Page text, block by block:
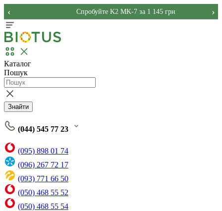
Спробуйте K2 MK-7 за 1 145 грн
‹ ›
Каталог
Пошук
Знайти
(044) 545 77 23
(095) 898 01 74
(096) 267 72 17
(093) 771 66 50
(050) 468 55 52
(050) 468 55 54